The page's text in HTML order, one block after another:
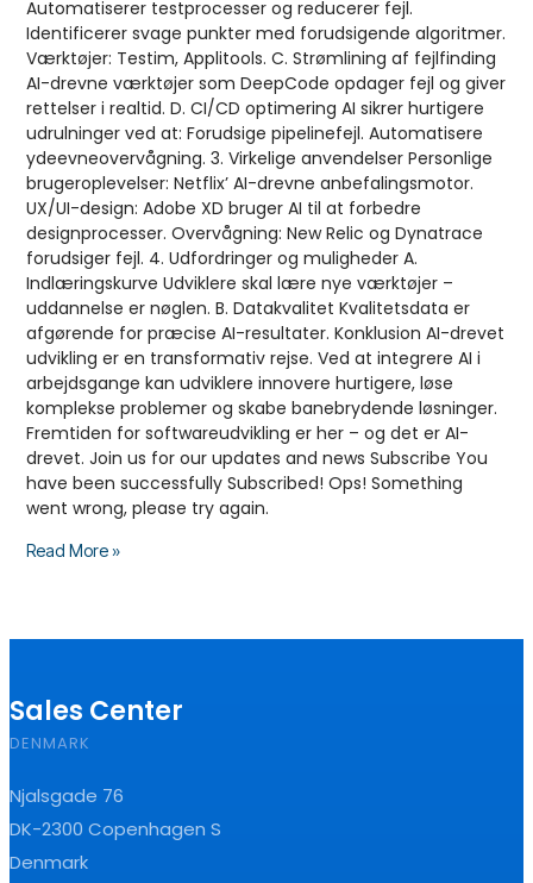
Automatiserer testprocesser og reducerer fejl.
Identificerer svage punkter med forudsigende algoritmer.
Værktøjer: Testim, Applitools. C. Strømlining af fejlfinding
AI-drevne værktøjer som DeepCode opdager fejl og giver
rettelser i realtid. D. CI/CD optimering AI sikrer hurtigere
udrulninger ved at: Forudsige pipelinefejl. Automatisere
ydeevneovervågning. 3. Virkelige anvendelser Personlige
brugeroplevelser: Netflix’ AI-drevne anbefalingsmotor.
UX/UI-design: Adobe XD bruger AI til at forbedre
designprocesser. Overvågning: New Relic og Dynatrace
forudsiger fejl. 4. Udfordringer og muligheder A.
Indlæringskurve Udviklere skal lære nye værktøjer –
uddannelse er nøglen. B. Datakvalitet Kvalitetsdata er
afgørende for præcise AI-resultater. Konklusion AI-drevet
udvikling er en transformativ rejse. Ved at integrere AI i
arbejdsgange kan udviklere innovere hurtigere, løse
komplekse problemer og skabe banebrydende løsninger.
Fremtiden for softwareudvikling er her – og det er AI-
drevet. Join us for our updates and news Subscribe You
have been successfully Subscribed! Ops! Something
went wrong, please try again.
Read More »
Sales Center
DENMARK
Njalsgade 76
DK-2300 Copenhagen S
Denmark